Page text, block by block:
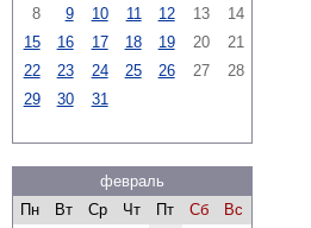
8
9 10 11 12 13
14
15
16 17 18 19 20
21
22
23 24 25 26 27
28
29
30 31
февраль
Пн
Вт Ср Чт Пт Сб
Вс